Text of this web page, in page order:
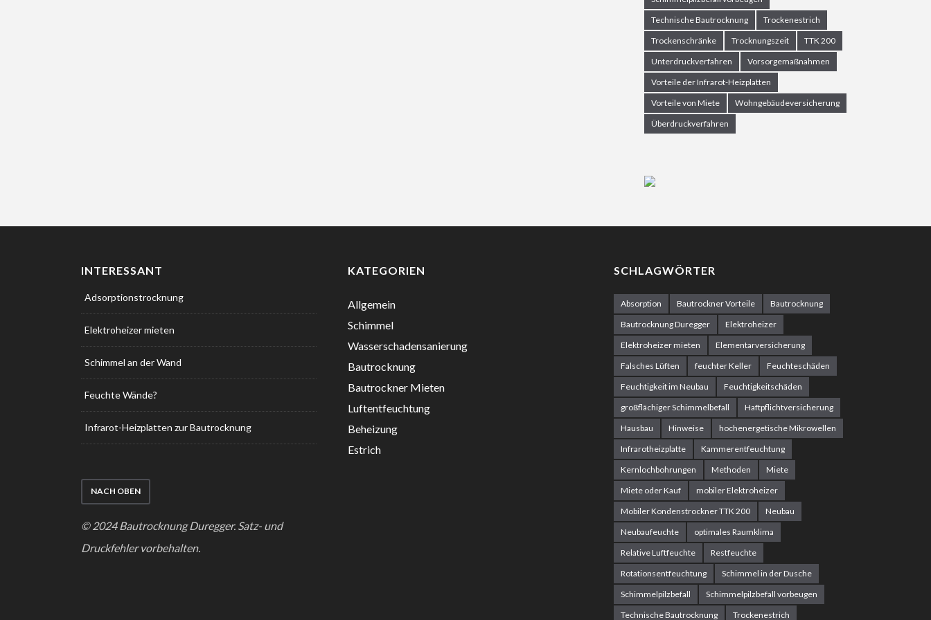
Technische Bautrocknung
Trockenestrich
Trockenschränke
Trocknungszeit
TTK 200
Unterdruckverfahren
Vorsorgemaßnahmen
Vorteile der Infrarot-Heizplatten
Vorteile von Miete
Wohngebäudeversicherung
Überdruckverfahren
INTERESSANT
Adsorptionstrocknung
Elektroheizer mieten
Schimmel an der Wand
Feuchte Wände?
Infrarot-Heizplatten zur Bautrocknung
NACH OBEN
© 2024 Bautrocknung Duregger. Satz- und
Druckfehler vorbehalten.
KATEGORIEN
Allgemein
Schimmel
Wasserschadensanierung
Bautrocknung
Bautrockner Mieten
Luftentfeuchtung
Beheizung
Estrich
SCHLAGWÖRTER
Absorption Bautrockner Vorteile
Bautrocknung
Bautrocknung Duregger
Elektroheizer
Elektroheizer mieten
Elementarversicherung
Falsches Lüften
feuchter Keller
Feuchteschäden
Feuchtigkeit im Neubau
Feuchtigkeitschäden
großflächiger Schimmelbefall
Haftpflichtversicherung
Hausbau
Hinweise
hochenergetische Mikrowellen
Infrarotheizplatte
Kammerentfeuchtung
Kernlochbohrungen
Methoden
Miete
Miete oder Kauf
mobiler Elektroheizer
Mobiler Kondenstrockner TTK 200
Neubau
Neubaufeuchte
optimales Raumklima
Relative Luftfeuchte
Restfeuchte
Rotationsentfeuchtung
Schimmel in der Dusche
Schimmelpilzbefall
Schimmelpilzbefall vorbeugen
Technische Bautrocknung
Trockenestrich